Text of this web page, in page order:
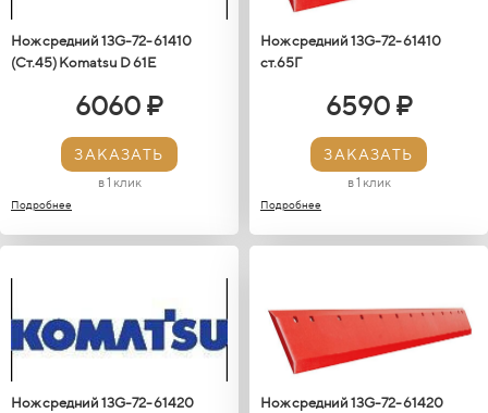
Нож средний 13G-72-61410
(Ст.45) Кomatsu D 61E
6060 ₽
ЗАКАЗАТЬ
в 1 клик
Подробнее
Нож средний 13G-72-61410
ст.65Г
6590 ₽
ЗАКАЗАТЬ
в 1 клик
Подробнее
Нож средний 13G-72-61420
Нож средний 13G-72-61420